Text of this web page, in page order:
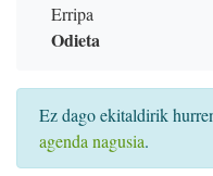
Erripa
Odieta
Ez dago ekitaldirik
agenda nagusia.